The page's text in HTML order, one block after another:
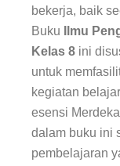
bekerja, baik
Buku
Ilmu
Kelas 8 ini
untuk
kegiatan
esensi
dalam buku ini
pembelajaran